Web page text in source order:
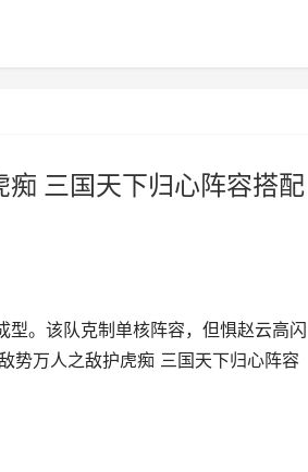
痴 三国天下归心阵容搭配
。该队克制单核阵容，但惧赵云高闪
势万人之敌护虎痴 三国天下归心阵容